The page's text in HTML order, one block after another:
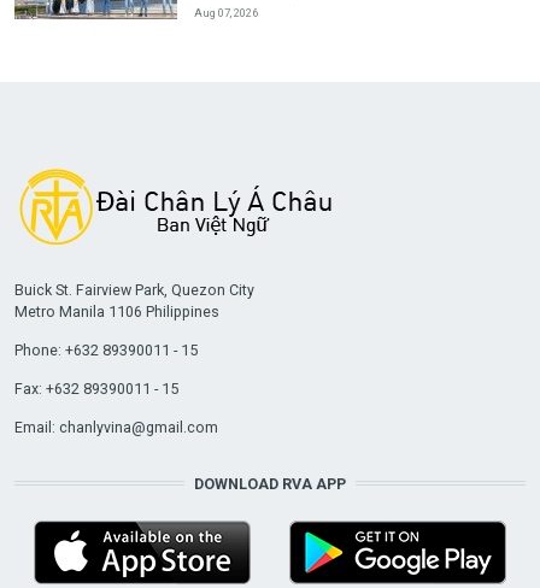
Aug 07, 2026
Buick St. Fairview Park, Quezon City
Metro Manila 1106 Philippines
Phone: +632 89390011 - 15
Fax: +632 89390011 - 15
Email: chanlyvina@gmail.com
DOWNLOAD RVA APP